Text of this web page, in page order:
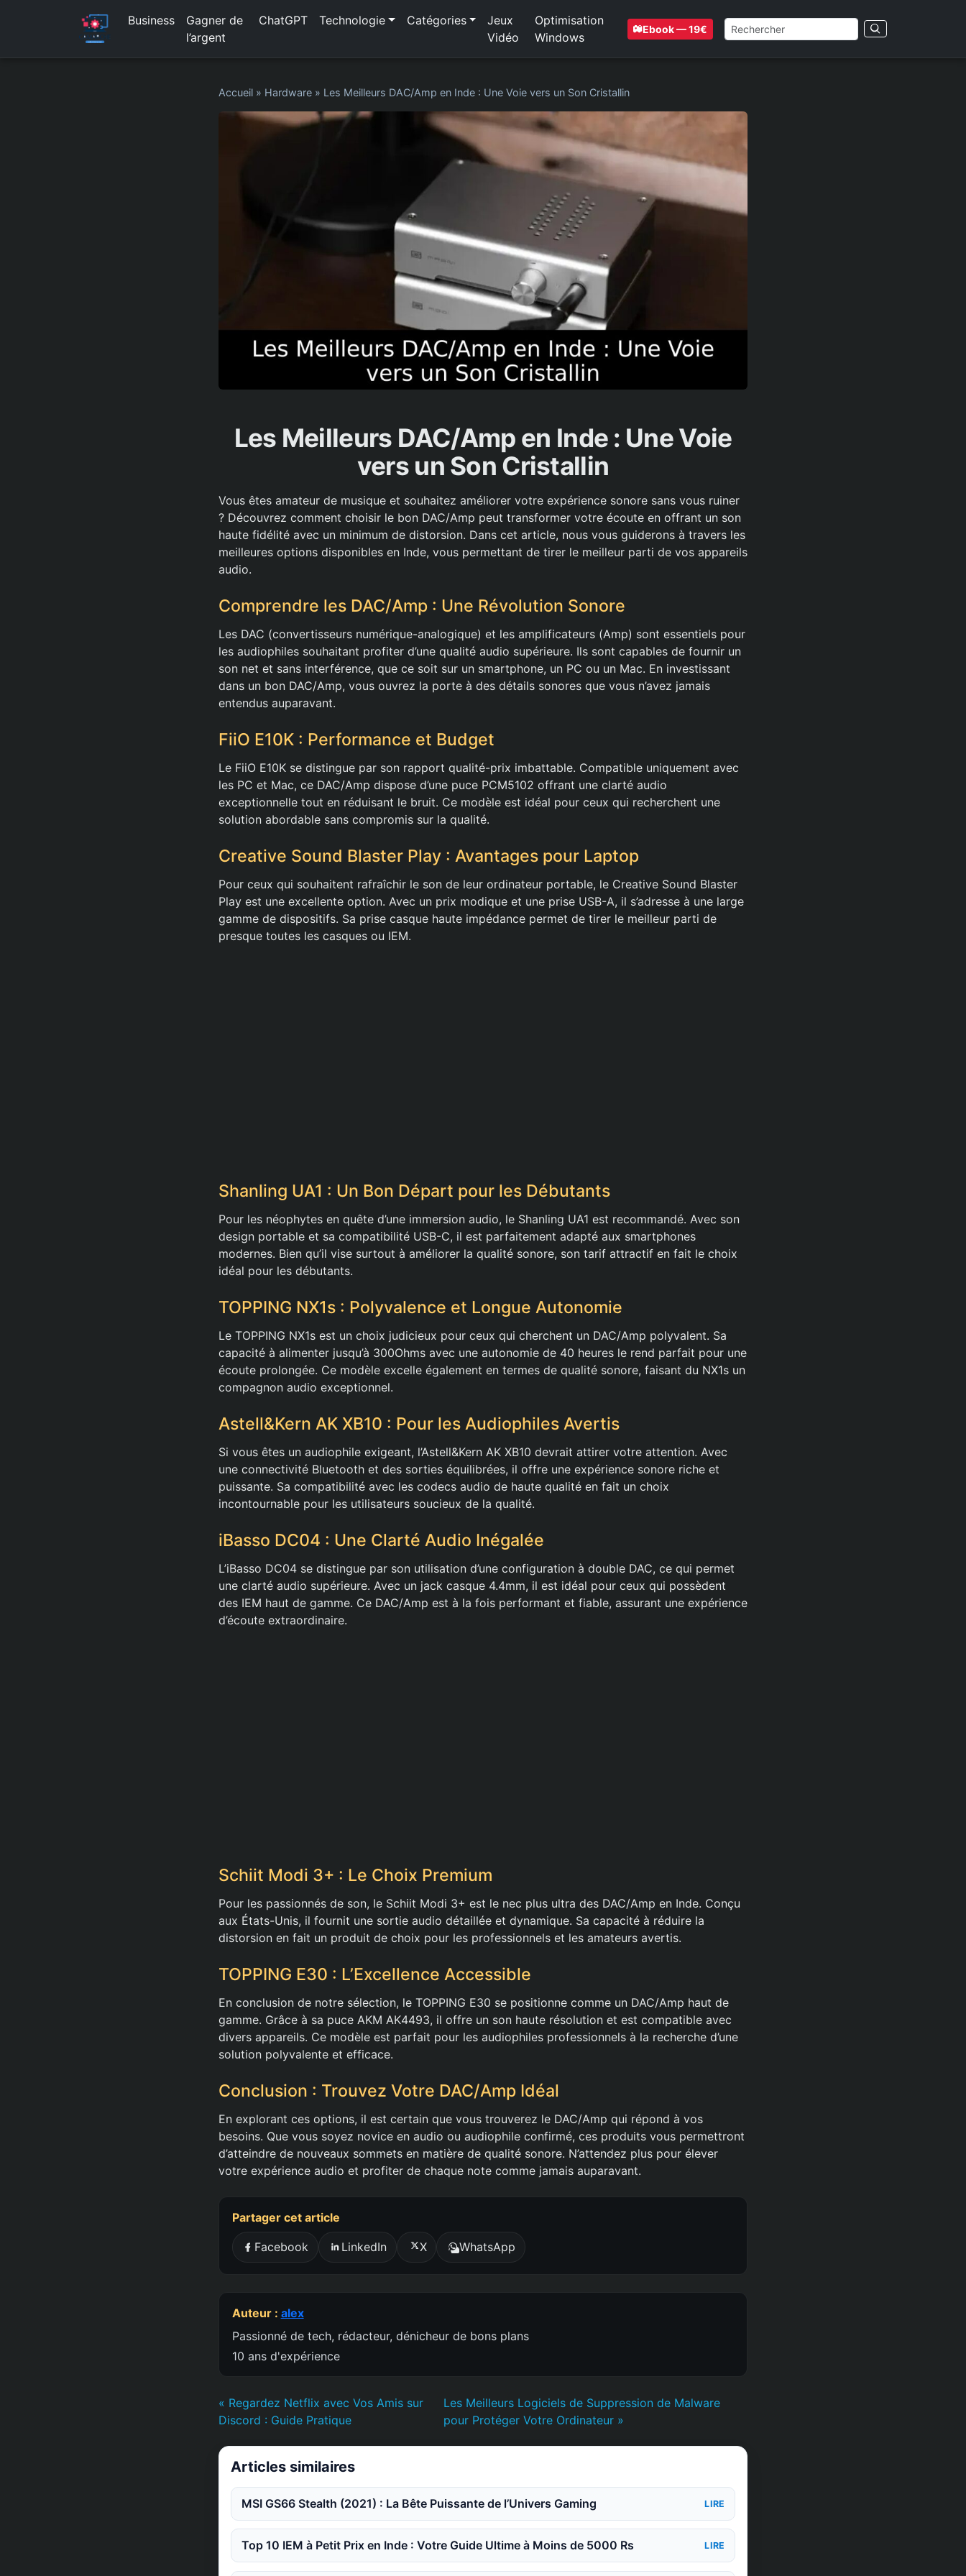
Business
Gagner de
l’argent
ChatGPT Technologie Catégories
Jeux
Vidéo
Optimisation
Windows
Ebook — 19€
Accueil » Hardware » Les Meilleurs DAC/Amp en Inde : Une Voie vers un Son Cristallin
Les Meilleurs DAC/Amp en Inde : Une Voie
vers un Son Cristallin
Vous êtes amateur de musique et souhaitez améliorer votre expérience sonore sans vous ruiner
? Découvrez comment choisir le bon DAC/Amp peut transformer votre écoute en offrant un son
haute fidélité avec un minimum de distorsion. Dans cet article, nous vous guiderons à travers les
meilleures options disponibles en Inde, vous permettant de tirer le meilleur parti de vos appareils
audio.
Comprendre les DAC/Amp : Une Révolution Sonore
Les DAC (convertisseurs numérique-analogique) et les amplificateurs (Amp) sont essentiels pour
les audiophiles souhaitant profiter d’une qualité audio supérieure. Ils sont capables de fournir un
son net et sans interférence, que ce soit sur un smartphone, un PC ou un Mac. En investissant
dans un bon DAC/Amp, vous ouvrez la porte à des détails sonores que vous n’avez jamais
entendus auparavant.
FiiO E10K : Performance et Budget
Le FiiO E10K se distingue par son rapport qualité-prix imbattable. Compatible uniquement avec
les PC et Mac, ce DAC/Amp dispose d’une puce PCM5102 offrant une clarté audio
exceptionnelle tout en réduisant le bruit. Ce modèle est idéal pour ceux qui recherchent une
solution abordable sans compromis sur la qualité.
Creative Sound Blaster Play : Avantages pour Laptop
Pour ceux qui souhaitent rafraîchir le son de leur ordinateur portable, le Creative Sound Blaster
Play est une excellente option. Avec un prix modique et une prise USB-A, il s’adresse à une large
gamme de dispositifs. Sa prise casque haute impédance permet de tirer le meilleur parti de
presque toutes les casques ou IEM.
Shanling UA1 : Un Bon Départ pour les Débutants
Pour les néophytes en quête d’une immersion audio, le Shanling UA1 est recommandé. Avec son
design portable et sa compatibilité USB-C, il est parfaitement adapté aux smartphones
modernes. Bien qu’il vise surtout à améliorer la qualité sonore, son tarif attractif en fait le choix
idéal pour les débutants.
TOPPING NX1s : Polyvalence et Longue Autonomie
Le TOPPING NX1s est un choix judicieux pour ceux qui cherchent un DAC/Amp polyvalent. Sa
capacité à alimenter jusqu’à 300Ohms avec une autonomie de 40 heures le rend parfait pour une
écoute prolongée. Ce modèle excelle également en termes de qualité sonore, faisant du NX1s un
compagnon audio exceptionnel.
Astell&Kern AK XB10 : Pour les Audiophiles Avertis
Si vous êtes un audiophile exigeant, l’Astell&Kern AK XB10 devrait attirer votre attention. Avec
une connectivité Bluetooth et des sorties équilibrées, il offre une expérience sonore riche et
puissante. Sa compatibilité avec les codecs audio de haute qualité en fait un choix
incontournable pour les utilisateurs soucieux de la qualité.
iBasso DC04 : Une Clarté Audio Inégalée
L’iBasso DC04 se distingue par son utilisation d’une configuration à double DAC, ce qui permet
une clarté audio supérieure. Avec un jack casque 4.4mm, il est idéal pour ceux qui possèdent
des IEM haut de gamme. Ce DAC/Amp est à la fois performant et fiable, assurant une expérience
d’écoute extraordinaire.
Schiit Modi 3+ : Le Choix Premium
Pour les passionnés de son, le Schiit Modi 3+ est le nec plus ultra des DAC/Amp en Inde. Conçu
aux États-Unis, il fournit une sortie audio détaillée et dynamique. Sa capacité à réduire la
distorsion en fait un produit de choix pour les professionnels et les amateurs avertis.
TOPPING E30 : L’Excellence Accessible
En conclusion de notre sélection, le TOPPING E30 se positionne comme un DAC/Amp haut de
gamme. Grâce à sa puce AKM AK4493, il offre un son haute résolution et est compatible avec
divers appareils. Ce modèle est parfait pour les audiophiles professionnels à la recherche d’une
solution polyvalente et efficace.
Conclusion : Trouvez Votre DAC/Amp Idéal
En explorant ces options, il est certain que vous trouverez le DAC/Amp qui répond à vos
besoins. Que vous soyez novice en audio ou audiophile confirmé, ces produits vous permettront
d’atteindre de nouveaux sommets en matière de qualité sonore. N’attendez plus pour élever
votre expérience audio et profiter de chaque note comme jamais auparavant.
Partager cet article
Facebook LinkedIn X WhatsApp
Auteur : alex
Passionné de tech, rédacteur, dénicheur de bons plans
10 ans d'expérience
« Regardez Netflix avec Vos Amis sur
Discord : Guide Pratique
Les Meilleurs Logiciels de Suppression de Malware
pour Protéger Votre Ordinateur »
Articles similaires
MSI GS66 Stealth (2021) : La Bête Puissante de l’Univers Gaming LIRE
Top 10 IEM à Petit Prix en Inde : Votre Guide Ultime à Moins de 5000 Rs LIRE